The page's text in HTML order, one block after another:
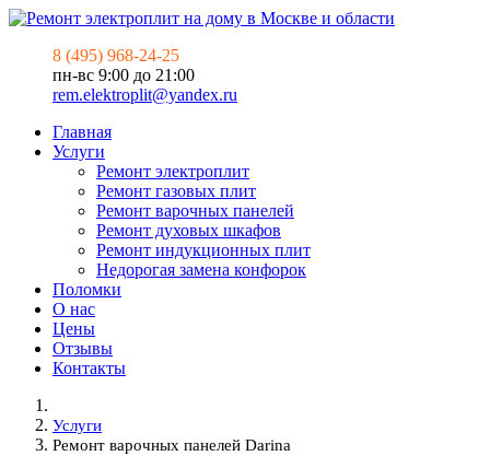
8 (495) 968-24-25
пн-вс 9:00 до 21:00
rem.elektroplit@yandex.ru
Главная
Услуги
Ремонт электроплит
Ремонт газовых плит
Ремонт варочных панелей
Ремонт духовых шкафов
Ремонт индукционных плит
Недорогая замена конфорок
Поломки
О нас
Цены
Отзывы
Контакты
Услуги
Ремонт варочных панелей Darina